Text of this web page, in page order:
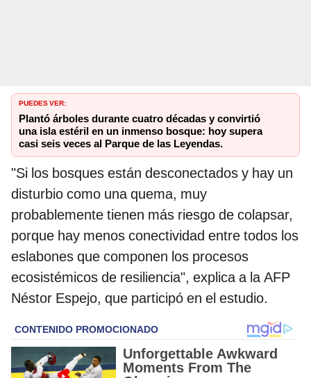
PUEDES VER:
Plantó árboles durante cuatro décadas y convirtió
una isla estéril en un inmenso bosque: hoy supera
casi seis veces al Parque de las Leyendas.
"Si los bosques están desconectados y hay un
disturbio como una quema, muy
probablemente tienen más riesgo de colapsar,
porque hay menos conectividad entre todos los
eslabones que componen los procesos
ecosistémicos de resiliencia", explica a la AFP
Néstor Espejo, que participó en el estudio.